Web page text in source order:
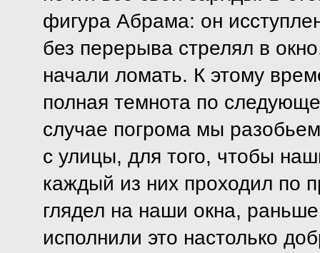
фигура Абрама: он
без перерыва стрелял в
начали ломать. К этому
полная темнота по
случае погрома мы
с улицы, для того, чтобы
каждый из них проходил по
глядел на наши окна,
исполнили это настолько